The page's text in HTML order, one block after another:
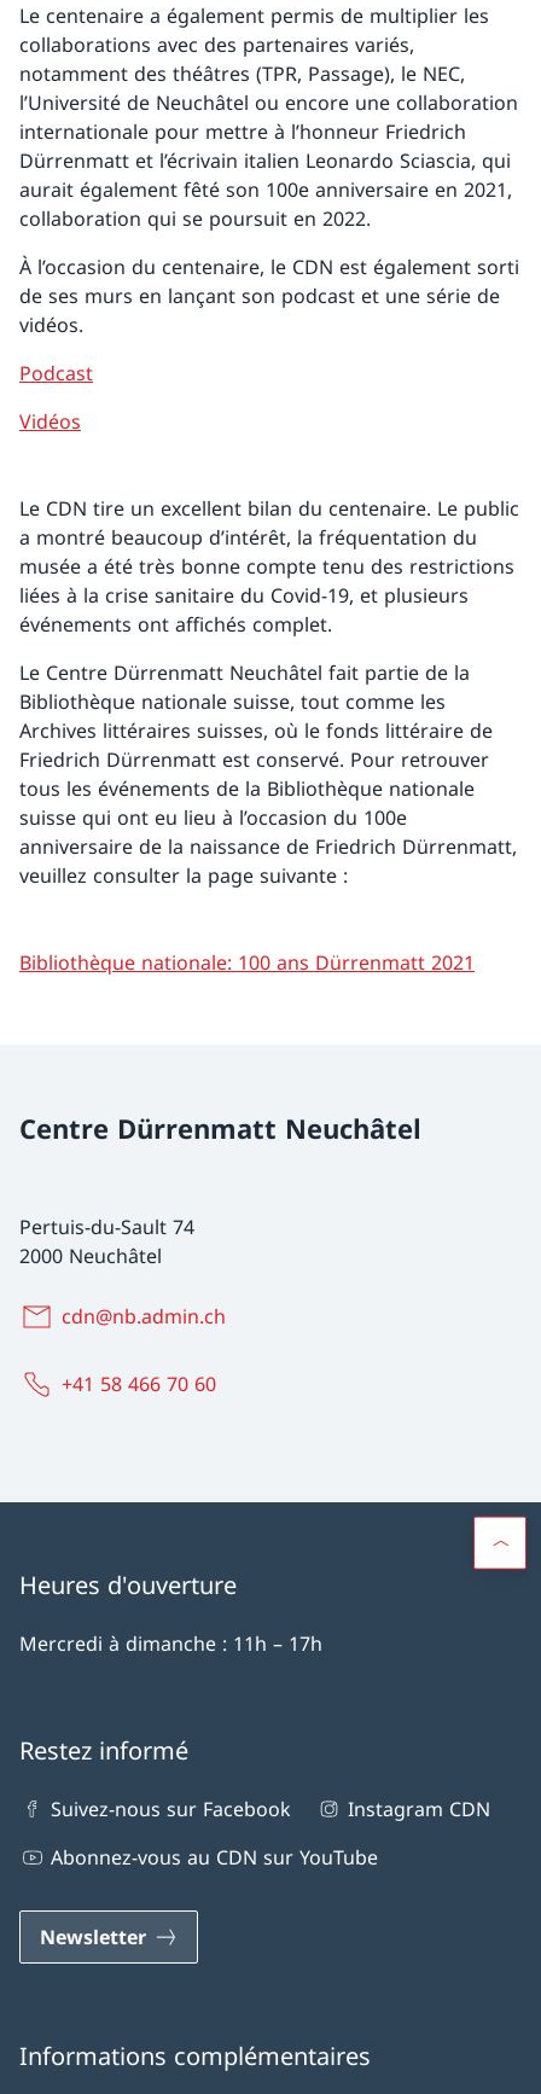
Le centenaire a également permis de multiplier les
collaborations avec des partenaires variés,
notamment des théâtres (TPR, Passage), le NEC,
l’Université de Neuchâtel ou encore une collaboration
internationale pour mettre à l’honneur Friedrich
Dürrenmatt et l’écrivain italien Leonardo Sciascia, qui
aurait également fêté son 100e anniversaire en 2021,
collaboration qui se poursuit en 2022.
À l’occasion du centenaire, le CDN est également sorti
de ses murs en lançant son podcast et une série de
vidéos.
Podcast
Vidéos
Le CDN tire un excellent bilan du centenaire. Le public
a montré beaucoup d’intérêt, la fréquentation du
musée a été très bonne compte tenu des restrictions
liées à la crise sanitaire du Covid-19, et plusieurs
événements ont affichés complet.
Le Centre Dürrenmatt Neuchâtel fait partie de la
Bibliothèque nationale suisse, tout comme les
Archives littéraires suisses, où le fonds littéraire de
Friedrich Dürrenmatt est conservé. Pour retrouver
tous les événements de la Bibliothèque nationale
suisse qui ont eu lieu à l’occasion du 100e
anniversaire de la naissance de Friedrich Dürrenmatt,
veuillez consulter la page suivante :
Bibliothèque nationale: 100 ans Dürrenmatt 2021
Centre Dürrenmatt Neuchâtel
Pertuis-du-Sault 74
2000 Neuchâtel
cdn@nb.admin.ch
+41 58 466 70 60
Heures d'ouverture
Mercredi à dimanche : 11h – 17h
Restez informé
Suivez-nous sur Facebook
Instagram CDN
Abonnez-vous au CDN sur YouTube
Newsletter
Informations complémentaires